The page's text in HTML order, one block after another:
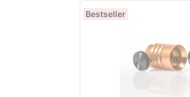
Bestseller